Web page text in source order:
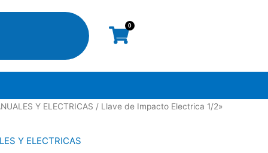
0
Cart
Y ELECTRICAS / Llave de Impacto Electrica 1/2»
Y ELECTRICAS